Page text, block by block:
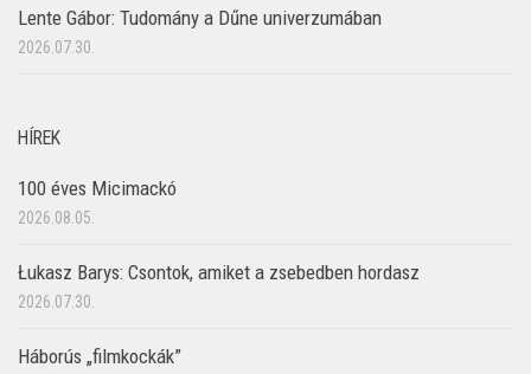
Lente Gábor: Tudomány a Dűne univerzumában
2026.07.30.
HÍREK
100 éves Micimackó
2026.08.05.
Łukasz Barys: Csontok, amiket a zsebedben hordasz
2026.07.30.
Háborús „filmkockák”